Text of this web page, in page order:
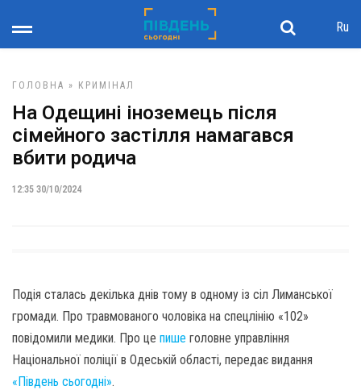
Ru
ГОЛОВНА » КРИМІНАЛ
На Одещині іноземець після
сімейного застілля намагався
вбити родича
12:35 30/10/2024
Подія сталась декілька днів тому в одному із сіл Лиманської
громади. Про травмованого чоловіка на спецлінію «102»
повідомили медики. Про це пише головне управління
Національної поліції в Одеській області, передає видання
«Південь сьогодні».